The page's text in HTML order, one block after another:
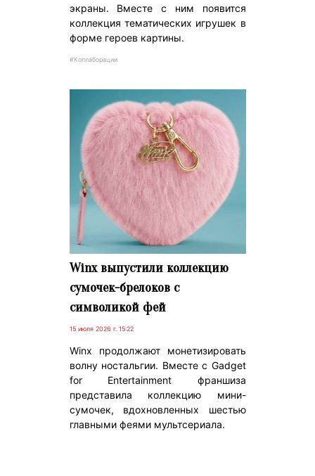
экраны. Вместе с ним появится
коллекция тематических игрушек в
форме героев картины.
#Коллаборации
Winx выпустили коллекцию
сумочек-брелоков с
символикой фей
15 июля 2026 г. 15:22
Winx продолжают монетизировать
волну ностальгии. Вместе с Gadget
for Entertainment франшиза
представила коллекцию мини-
сумочек, вдохновленных шестью
главными феями мультсериала.